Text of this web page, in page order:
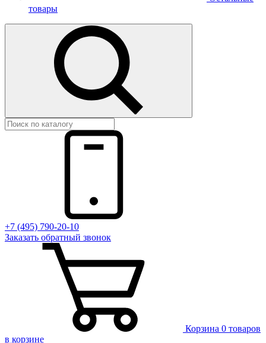
товары
+7 (495) 790-20-10
Заказать обратный звонок
Корзина 0 товаров
в корзине